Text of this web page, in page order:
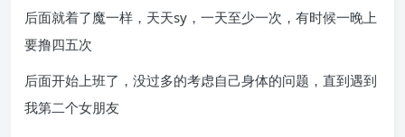
后面就着了魔一样，天天sy，一天至少一次，有时候一晚上
要撸四五次
后面开始上班了，没过多的考虑自己身体的问题，直到遇到
我第二个女朋友